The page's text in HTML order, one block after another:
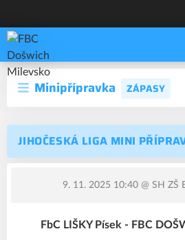
FBC Došwich Milevsko
Minipřípravka ZÁPASY
JIHOČESKÁ LIGA MINI
9. 11. 2025 10:40@ SH ZŠ
FbC LIŠKY Písek - FBC